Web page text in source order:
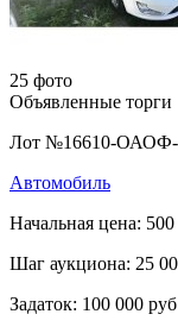
25 фото
Объявленные торги
Лот №16610-
Автомобиль
Начальная цена:
Шаг аукциона: 25
Задаток: 100 000